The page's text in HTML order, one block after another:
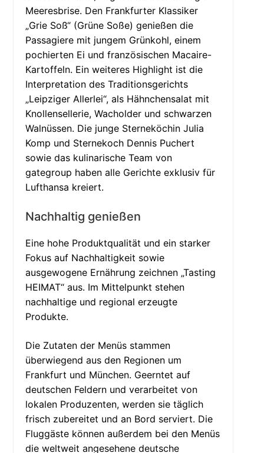
Meeresbrise. Den Frankfurter Klassiker
„Grie Soß“ (Grüne Soße) genießen die
Passagiere mit jungem Grünkohl, einem
pochierten Ei und französischen Macaire-
Kartoffeln. Ein weiteres Highlight ist die
Interpretation des Traditionsgerichts
„Leipziger Allerlei“, als Hähnchensalat mit
Knollensellerie, Wacholder und schwarzen
Walnüssen. Die junge Sterneköchin Julia
Komp und Sternekoch Dennis Puchert
sowie das kulinarische Team von
gategroup haben alle Gerichte exklusiv für
Lufthansa kreiert.
Nachhaltig genießen
Eine hohe Produktqualität und ein starker
Fokus auf Nachhaltigkeit sowie
ausgewogene Ernährung zeichnen „Tasting
HEIMAT“ aus. Im Mittelpunkt stehen
nachhaltige und regional erzeugte
Produkte.
Die Zutaten der Menüs stammen
überwiegend aus den Regionen um
Frankfurt und München. Geerntet auf
deutschen Feldern und verarbeitet von
lokalen Produzenten, werden sie täglich
frisch zubereitet und an Bord serviert. Die
Fluggäste können außerdem bei den Menüs
die weltweit angesehene deutsche